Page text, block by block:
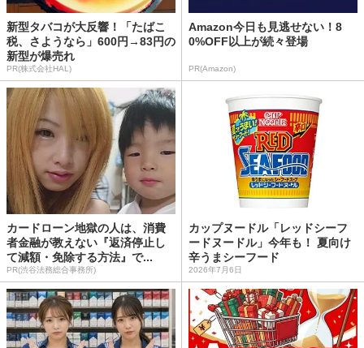
新型タバコが大反響！「たばこ
税、さようなら」600円→83円の
新型が爆売れ
PR(株式会社HAL)
Amazon今日も見逃せない！8
0%OFF以上が続々登場
PR(Amazon)
カードローン地獄の人は、消費
者金融が教えない『返済停止し
て減額・免除する方法』で...
PR(渋谷法務総合事務所)
カップヌードル「レッドシーフ
ードヌードル」今年も！ 夏向け
辛うまシーフード
2026年7月6日